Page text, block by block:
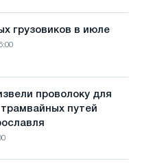
грузовиков в июле
проволоку для
путей